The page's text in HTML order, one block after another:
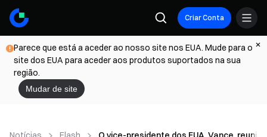
Criar Conta
Parece que está a aceder ao nosso site nos EUA. Mude para o
site dos EUA para aceder aos produtos suportados na sua
região.
Mudar de site